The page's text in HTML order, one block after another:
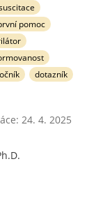
pomoc
dotazník
24. 4. 2025